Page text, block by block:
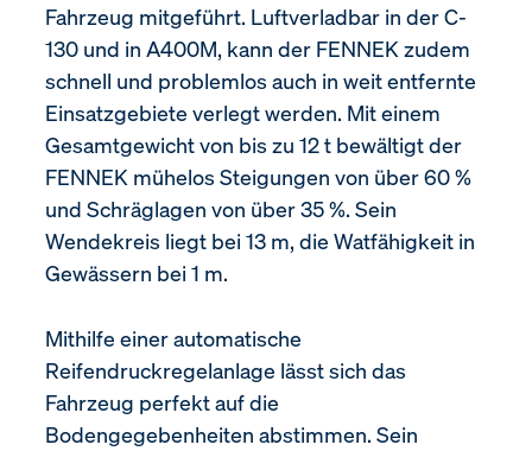
Fahrzeug mitgeführt. Luftverladbar in der C-
130 und in A400M, kann der FENNEK zudem
schnell und problemlos auch in weit entfernte
Einsatzgebiete verlegt werden. Mit einem
Gesamtgewicht von bis zu 12 t bewältigt der
FENNEK mühelos Steigungen von über 60 %
und Schräglagen von über 35 %. Sein
Wendekreis liegt bei 13 m, die Watfähigkeit in
Gewässern bei 1 m.
Mithilfe einer automatische
Reifendruckregelanlage lässt sich das
Fahrzeug perfekt auf die
Bodengegebenheiten abstimmen. Sein